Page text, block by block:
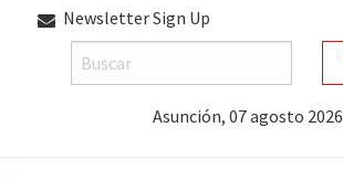
Newsletter Sign Up
Asunción, 07 agosto 2026